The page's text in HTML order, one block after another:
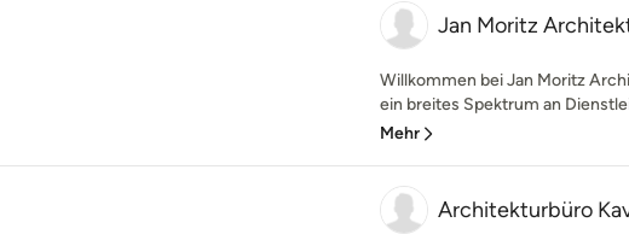
Jan Moritz
Willkommen bei Jan Moritz
ein breites Spektrum an
Mehr
Architekturbüro